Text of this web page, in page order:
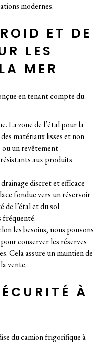
modernes.
ET DE
LES
MER
en tenant compte du
La zone de l’étal pour la
matériaux lisses et non
ou un revêtement
aux produits
discret et efficace
fondue vers un réservoir
de l’étal et du sol
fréquenté.
les besoins, nous pouvons
conserver les réserves
Cela assure un maintien de
vente.
À
du camion frigorifique à